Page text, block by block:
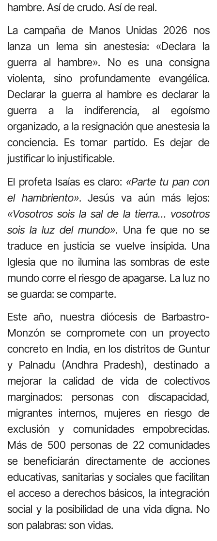
hambre. Así de crudo. Así de real.
La campaña de Manos Unidas 2026 nos
lanza un lema sin anestesia: «Declara la
guerra al hambre». No es una consigna
violenta, sino profundamente evangélica.
Declarar la guerra al hambre es declarar la
guerra a la indiferencia, al egoísmo
organizado, a la resignación que anestesia la
conciencia. Es tomar partido. Es dejar de
justificar lo injustificable.
El profeta Isaías es claro: «Parte tu pan con
el hambriento». Jesús va aún más lejos:
«Vosotros sois la sal de la tierra… vosotros
sois la luz del mundo». Una fe que no se
traduce en justicia se vuelve insípida. Una
Iglesia que no ilumina las sombras de este
mundo corre el riesgo de apagarse. La luz no
se guarda: se comparte.
Este año, nuestra diócesis de Barbastro-
Monzón se compromete con un proyecto
concreto en India, en los distritos de Guntur
y Palnadu (Andhra Pradesh), destinado a
mejorar la calidad de vida de colectivos
marginados: personas con discapacidad,
migrantes internos, mujeres en riesgo de
exclusión y comunidades empobrecidas.
Más de 500 personas de 22 comunidades
se beneficiarán directamente de acciones
educativas, sanitarias y sociales que facilitan
el acceso a derechos básicos, la integración
social y la posibilidad de una vida digna. No
son palabras: son vidas.